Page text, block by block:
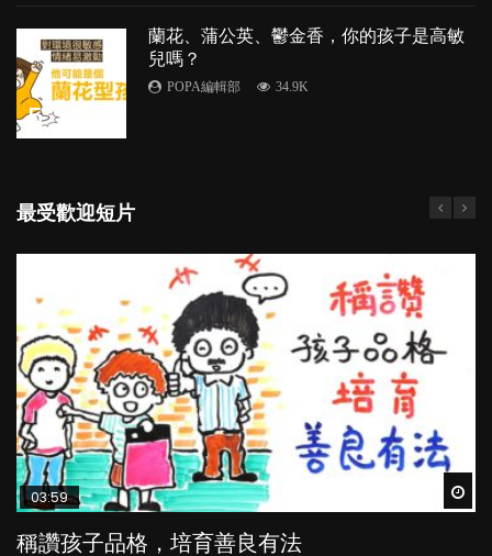
5
蘭花、蒲公英、鬱金香，你的孩子是高敏
兒嗎？
POPA編輯部 34.9K
最受歡迎短片
03:59
稱讚孩子品格，培育善良有法
03:41
BB口腔期乜都放入口，父母該制止還是放手？
04:28
管教｜唔打得，唔罵得，Time-out又得唔得？
02:57
香港嬰兒比歐洲BB遲睡1.5小時 夜瞓如何影響長
03:48
親子閱讀方法與技巧 用書面語抑或口語講故